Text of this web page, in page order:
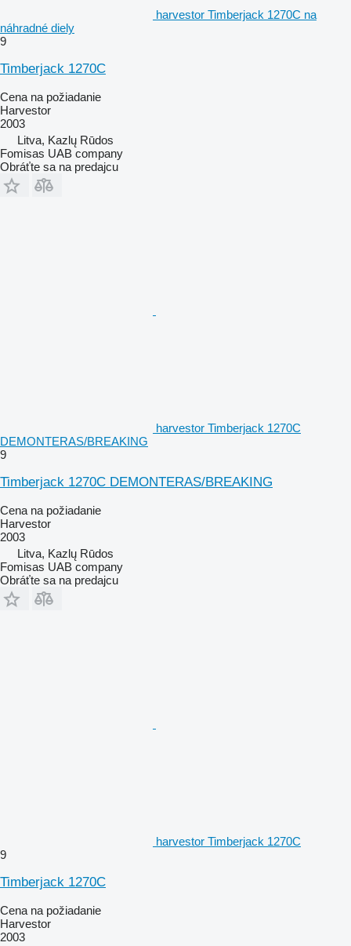
harvestor Timberjack 1270C na
náhradné diely
9
Timberjack 1270C
Cena na požiadanie
Harvestor
2003
Litva, Kazlų Rūdos
Fomisas UAB company
Obráťte sa na predajcu
harvestor Timberjack 1270C
DEMONTERAS/BREAKING
9
Timberjack 1270C DEMONTERAS/BREAKING
Cena na požiadanie
Harvestor
2003
Litva, Kazlų Rūdos
Fomisas UAB company
Obráťte sa na predajcu
harvestor Timberjack 1270C
9
Timberjack 1270C
Cena na požiadanie
Harvestor
2003